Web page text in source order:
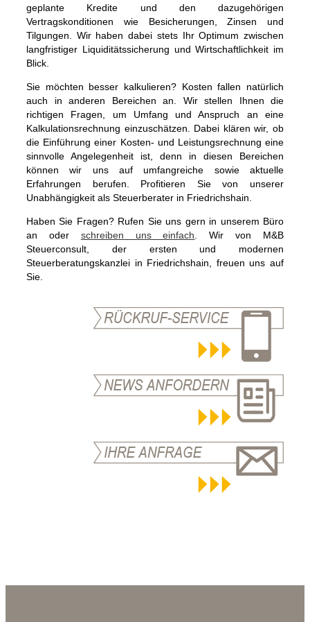
geplante Kredite und den dazugehörigen
Vertragskonditionen wie Besicherungen, Zinsen und
Tilgungen. Wir haben dabei stets Ihr Optimum zwischen
langfristiger Liquiditätssicherung und Wirtschaftlichkeit im
Blick.
Sie möchten besser kalkulieren? Kosten fallen natürlich
auch in anderen Bereichen an. Wir stellen Ihnen die
richtigen Fragen, um Umfang und Anspruch an eine
Kalkulationsrechnung einzuschätzen. Dabei klären wir, ob
die Einführung einer Kosten- und Leistungsrechnung eine
sinnvolle Angelegenheit ist, denn in diesen Bereichen
können wir uns auf umfangreiche sowie aktuelle
Erfahrungen berufen. Profitieren Sie von unserer
Unabhängigkeit als Steuerberater in Friedrichshain.
Haben Sie Fragen? Rufen Sie uns gern in unserem Büro
an oder schreiben uns einfach . Wir von M&B
Steuerconsult, der ersten und modernen
Steuerberatungskanzlei in Friedrichshain, freuen uns auf
Sie.